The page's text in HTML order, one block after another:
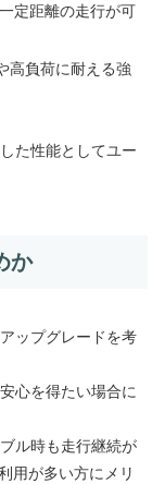
定距離の走行が可
高負荷に耐える強
た性能としてユー
か
ップグレードを考
心を得たい場合に
ル時も走行継続が
用が多い方にメリ